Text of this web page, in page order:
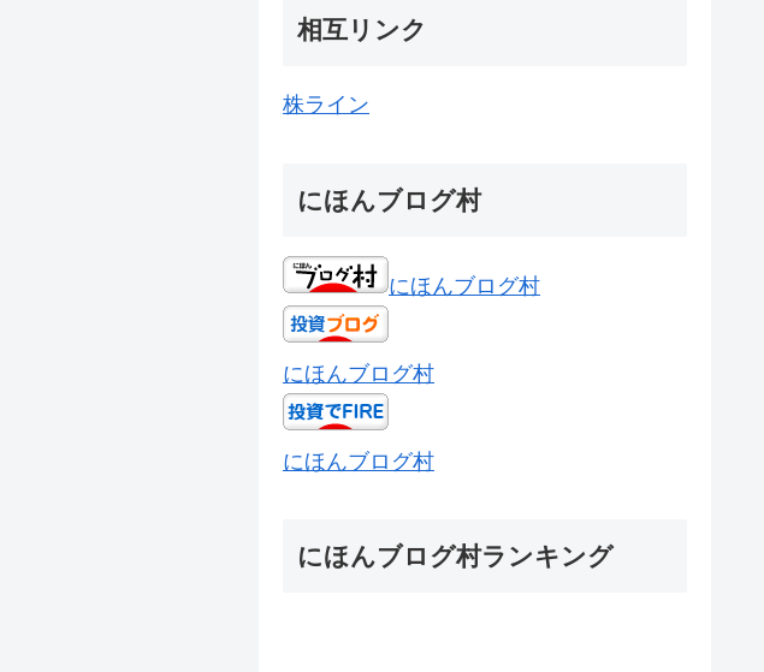
相互リンク
株ライン
にほんブログ村
にほんブログ村
にほんブログ村
にほんブログ村
にほんブログ村ランキング